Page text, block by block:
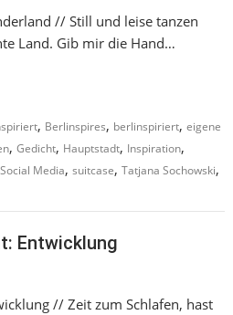
// Still und leise tanzen
Land. Gib mir die Hand…
, Berlinspires, berlinspiriert,eigene
,Gedicht, Hauptstadt, Inspiration,
Social Media,suitcase,Tatjana Sochowski,
Entwicklung
// Zeit zum Schlafen, hast